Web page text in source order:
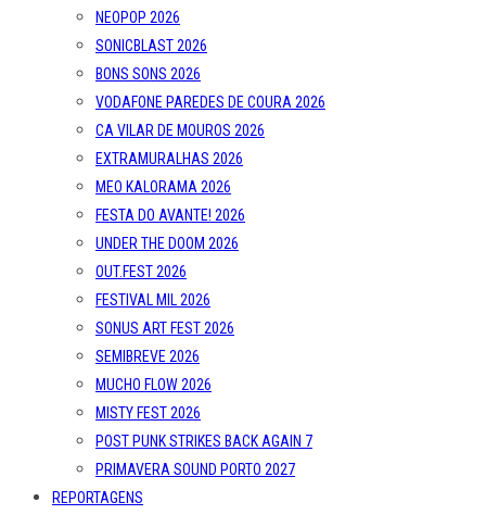
NEOPOP 2026
SONICBLAST 2026
BONS SONS 2026
VODAFONE PAREDES DE COURA 2026
CA VILAR DE MOUROS 2026
EXTRAMURALHAS 2026
MEO KALORAMA 2026
FESTA DO AVANTE! 2026
UNDER THE DOOM 2026
OUT.FEST 2026
FESTIVAL MIL 2026
SONUS ART FEST 2026
SEMIBREVE 2026
MUCHO FLOW 2026
MISTY FEST 2026
POST PUNK STRIKES BACK AGAIN 7
PRIMAVERA SOUND PORTO 2027
REPORTAGENS